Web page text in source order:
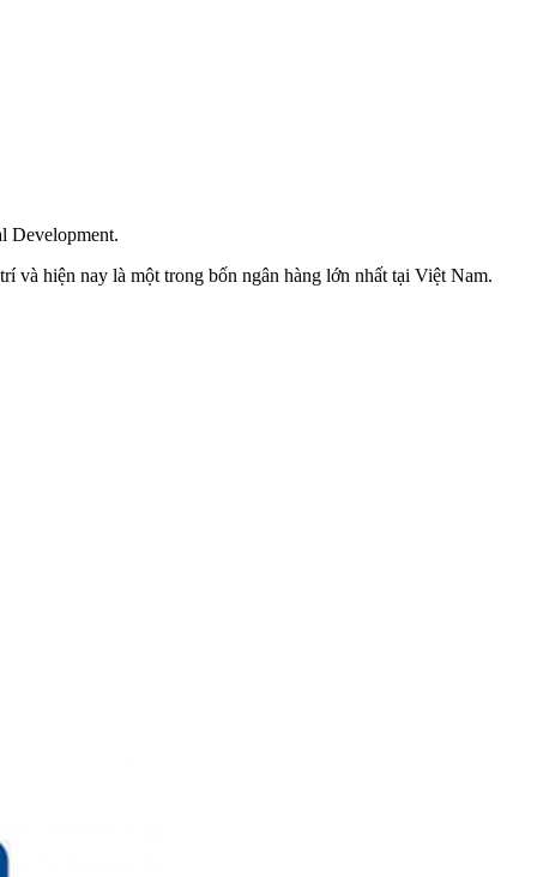
Development.
và hiện nay là một trong bốn ngân hàng lớn nhất tại Việt Nam.